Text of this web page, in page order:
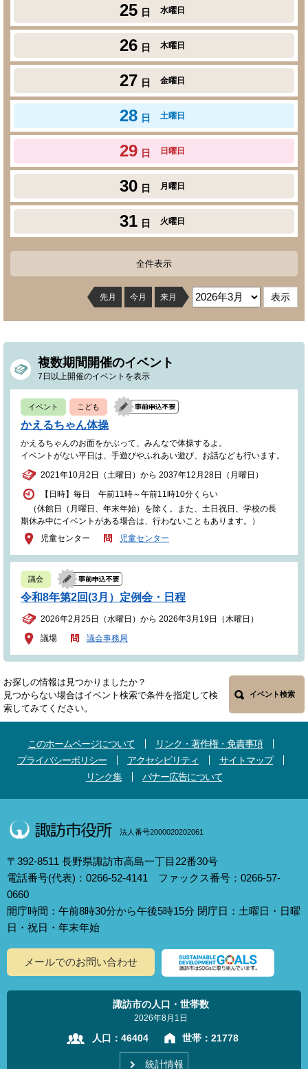
25 日 水曜日
26 日 木曜日
27 日 金曜日
28 日 土曜日
29 日 日曜日
30 日 月曜日
31 日 火曜日
全件表示
先月 今月 来月
複数期間開催のイベント
7日以上開催のイベントを表示
イベント こども
かえるちゃん体操
かえるちゃんのお面をかぶって、みんなで体操するよ。
イベントがない平日は、手遊びやふれあい遊び、お話なども行います。
2021年10月2日（土曜日）から 2037年12月28日（月曜日）
【日時】毎日 午前11時～午前11時10分くらい
（休館日（月曜日、年末年始）を除く。また、土日祝日、学校の長
期休み中にイベントがある場合は、行わないこともあります。）
児童センター
児童センター
議会
令和8年第2回(3月）定例会・日程
2026年2月25日（水曜日）から 2026年3月19日（木曜日）
議場
議会事務局
お探しの情報は見つかりましたか？
見つからない場合はイベント検索で条件を指定して検
索してみてください。
イベント検索
このホームページについて
リンク・著作権・免責事項
プライバシーポリシー
アクセシビリティ
サイトマップ
リンク集
バナー広告について
法人番号2000020202061
〒392-8511 長野県諏訪市高島一丁目22番30号
電話番号(代表)：0266-52-4141 ファックス番号：0266-57-
0660
開庁時間：午前8時30分から午後5時15分 閉庁日：土曜日・日曜
日・祝日・年末年始
メールでのお問い合わせ
諏訪市の人口・世帯数
2026年8月1日
人口： 46404 世帯： 21778
統計情報